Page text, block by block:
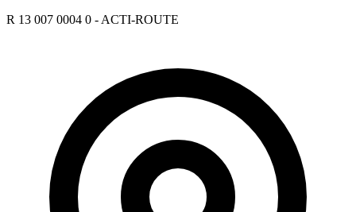
R 13 007 0004 0 - ACTI-ROUTE